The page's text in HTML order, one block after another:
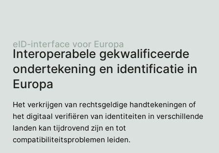
Interoperabele gekwalificeerde
ondertekening en identificatie in
Europa
eID-interface voor Europa
Het verkrijgen van rechtsgeldige handtekeningen of
het digitaal verifiëren van identiteiten in verschillende
landen kan tijdrovend zijn en tot
compatibiliteitsproblemen leiden.